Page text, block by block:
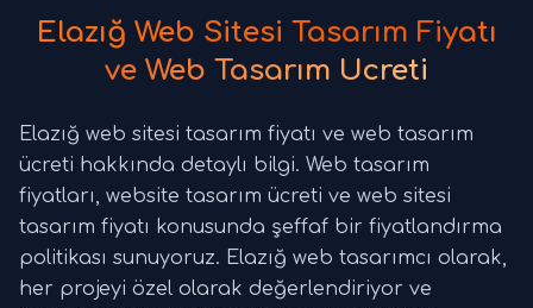
Elazığ Web Sitesi Tasarım Fiyatı
ve Web Tasarım Ücreti
Elazığ web sitesi tasarım fiyatı ve web tasarım
ücreti hakkında detaylı bilgi. Web tasarım
fiyatları, website tasarım ücreti ve web sitesi
tasarım fiyatı konusunda şeffaf bir fiyatlandırma
politikası sunuyoruz. Elazığ web tasarımcı olarak,
her projeyi özel olarak değerlendiriyor ve